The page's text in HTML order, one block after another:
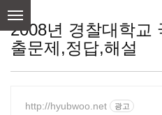
content
2008년 경찰대학교
출문제,정답,해설
http://hyubwoo.net 광고